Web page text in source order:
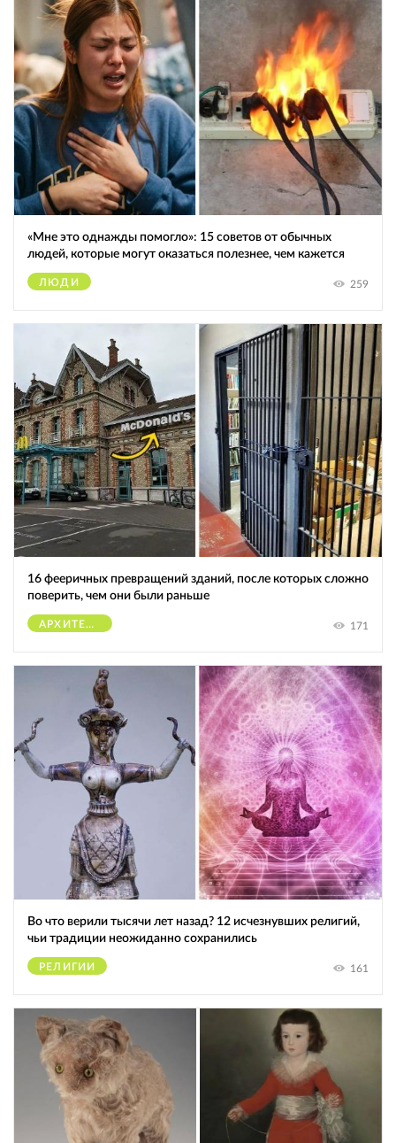
«Мне это однажды помогло»: 15 советов от обычных
людей, которые могут оказаться полезнее, чем кажется
ЛЮДИ 259
16 фееричных превращений зданий, после которых сложно
поверить, чем они были раньше
АРХИТЕКТУРА 171
Во что верили тысячи лет назад? 12 исчезнувших религий,
чьи традиции неожиданно сохранились
РЕЛИГИИ 161